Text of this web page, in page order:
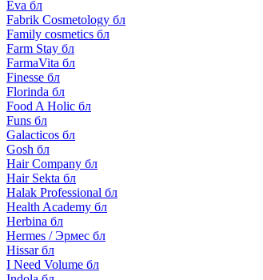
Eva бл
Fabrik Cosmetology бл
Family cosmetics бл
Farm Stay бл
FarmaVita бл
Finesse бл
Florinda бл
Food A Holic бл
Funs бл
Galacticos бл
Gosh бл
Hair Company бл
Hair Sekta бл
Halak Professional бл
Health Academy бл
Herbina бл
Hermes / Эрмес бл
Hissar бл
I Need Volume бл